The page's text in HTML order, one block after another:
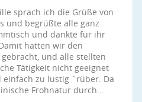
sprach ich die Grüße von
und begrüßte alle ganz
und dankte für ihr
hatten wir den
und alle stellten
Tätigkeit nicht geeignet
einfach zu lustig `rüber. Da
Frohnatur durch…